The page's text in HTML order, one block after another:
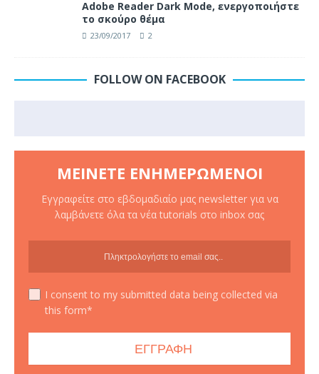
Adobe Reader Dark Mode, ενεργοποιήστε
το σκούρο θέμα
23/09/2017 2
FOLLOW ON FACEBOOK
ΜΕΊΝΕΤΕ ΕΝΗΜΕΡΩΜΈΝΟΙ
Εγγραφείτε στο εβδομαδιαίο μας newsletter για να
λαμβάνετε όλα τα νέα tutorials στο inbox σας
I consent to my submitted data being collected via
this form*